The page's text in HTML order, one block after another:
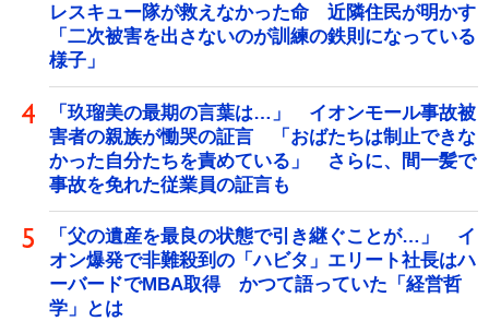
レスキュー隊が救えなかった命 近隣住民が明かす
「二次被害を出さないのが訓練の鉄則になっている
様子」
「玖瑠美の最期の言葉は…」 イオンモール事故被
害者の親族が慟哭の証言 「おばたちは制止できな
かった自分たちを責めている」 さらに、間一髪で
事故を免れた従業員の証言も
「父の遺産を最良の状態で引き継ぐことが…」 イ
オン爆発で非難殺到の「ハビタ」エリート社長はハ
ーバードでMBA取得 かつて語っていた「経営哲
学」とは